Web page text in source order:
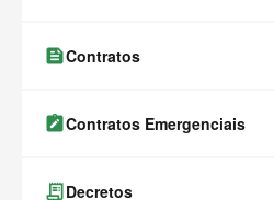
feedContratos
note_altContratos Emergenciais
receipt_long Decretos